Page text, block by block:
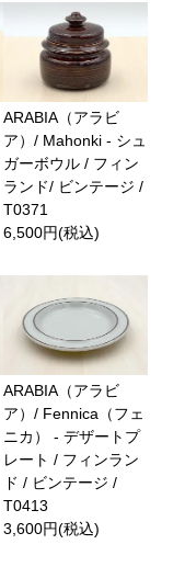
ARABIA（アラビ
ア）/ Mahonki - シュ
ガーボウル / フィン
ランド/ ビンテージ /
T0371
6,500円(税込)
ARABIA（アラビ
ア）/ Fennica（フェ
ニカ） - デザートプ
レート / フィンラン
ド / ビンテージ /
T0413
3,600円(税込)